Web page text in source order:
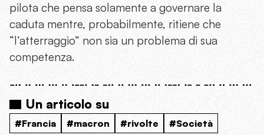
pilota che pensa solamente a governare la
caduta mentre, probabilmente, ritiene che
“l’atterraggio” non sia un problema di sua
competenza.
Un articolo su
#Francia #macron #rivolte #Società